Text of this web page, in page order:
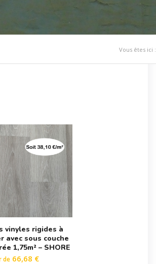
Vous êtes ici :
vinyles rigides à
avec sous couche
1,75m² – SHORE
de66,68 €